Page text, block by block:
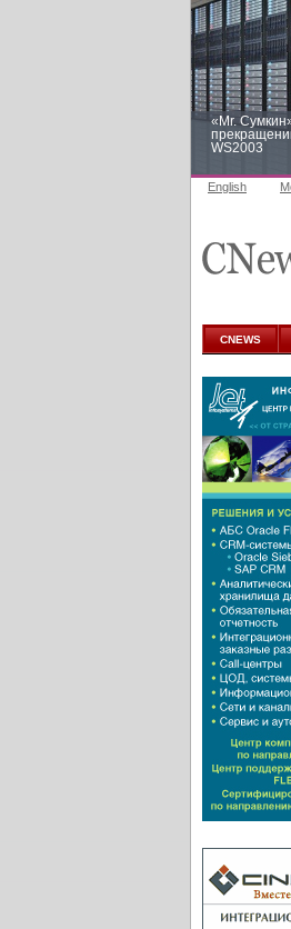
«Mr.
WS2003
аналитике
English
CNEWS